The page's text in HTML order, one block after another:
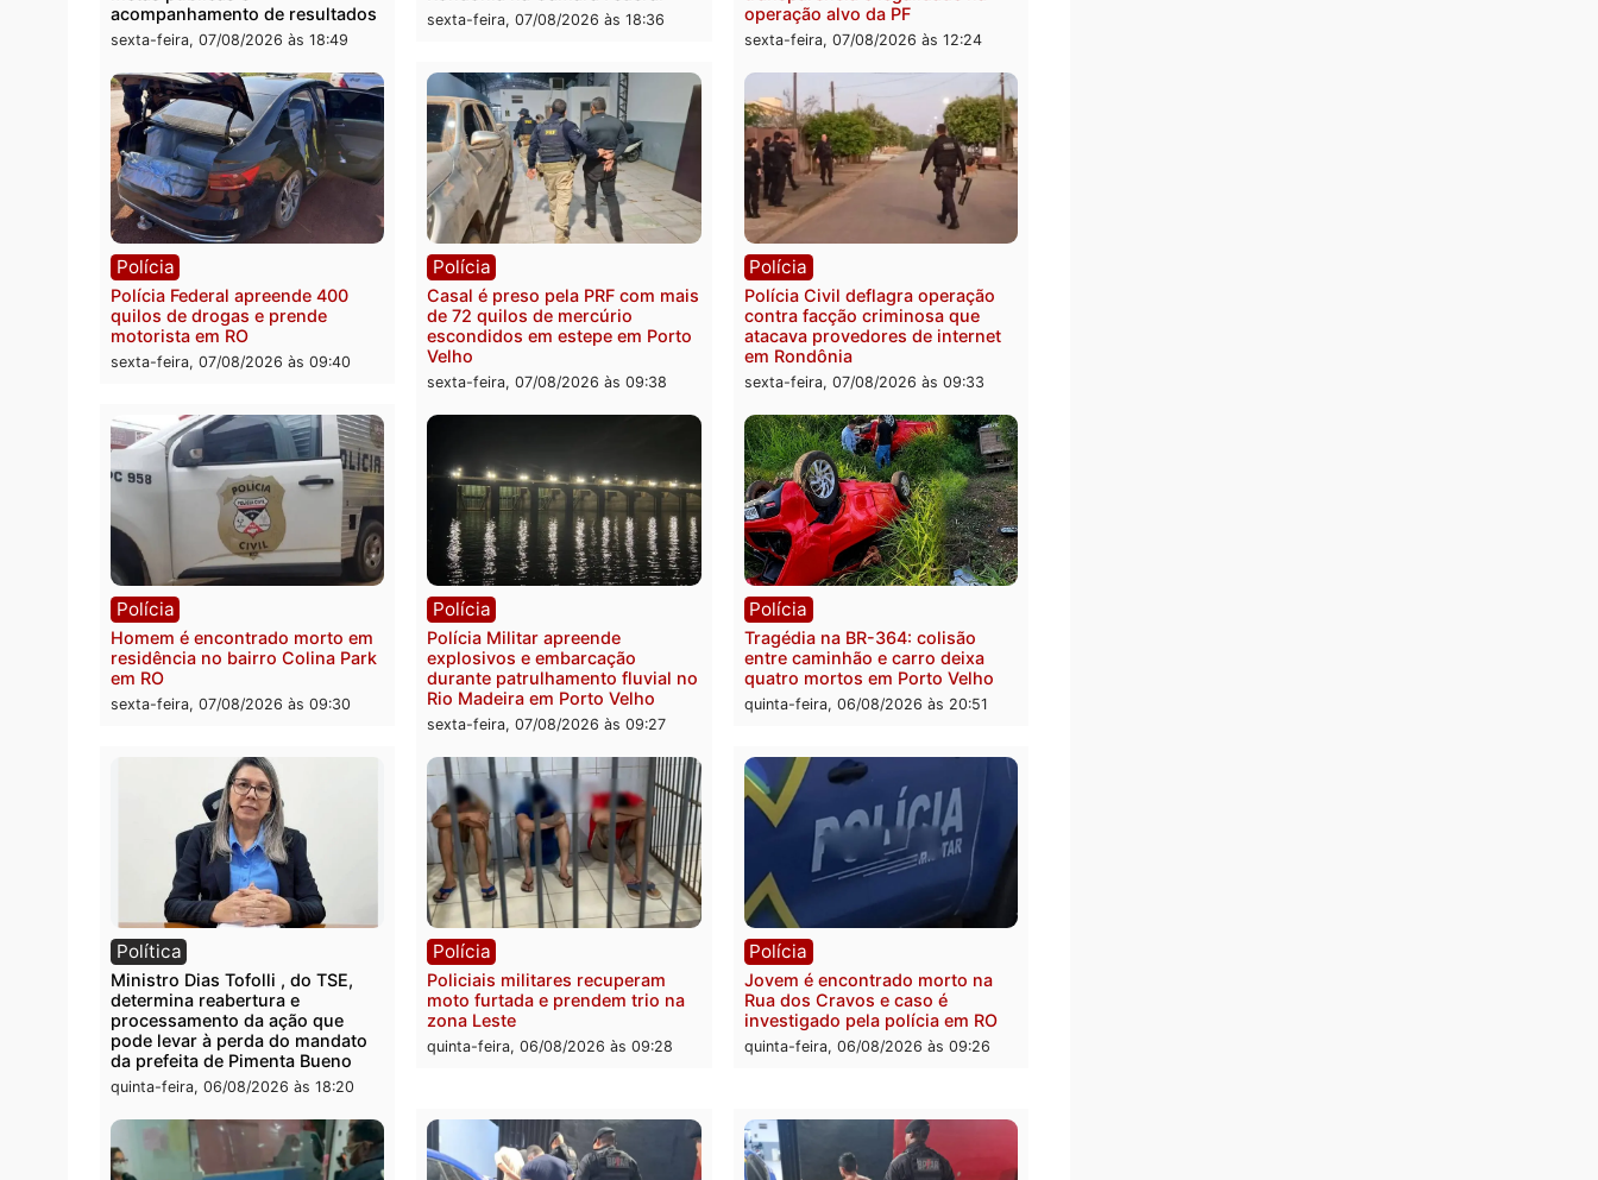
Política
Marcos Rogério apresenta Plano
de Governo com 228 projetos,
metas públicas e
acompanhamento de resultados
sexta-feira, 07/08/2026 às 18:49
Política
Eleições 2026: Pastor Evanildo
pode ser o primeiro pastor de
Rondônia na Câmara Federal
sexta-feira, 07/08/2026 às 18:36
Polícia
2 MILHÕES – Unnesa apresenta
documentos que comprovam
transparência e legalidade na
Polícia
Polícia Federal apreende 400
quilos de drogas e prende
motorista em RO
sexta-feira, 07/08/2026 às 09:40
Polícia
Casal é preso pela PRF com mais
de 72 quilos de mercúrio
escondidos em estepe em Porto
Velho
sexta-feira, 07/08/2026 às 09:38
Polícia
Polícia Civil deflagra operação
contra facção criminosa que
em Rondônia
sexta-feira, 07/08/2026 às 09:33
Polícia
Homem é encontrado morto em
residência no bairro Colina Park
em RO
sexta-feira, 07/08/2026 às 09:30
Polícia
Polícia Militar apreende
explosivos e embarcação
durante patrulhamento fluvial no
Rio Madeira em Porto Velho
sexta-feira, 07/08/2026 às 09:27
Polícia
quatro mortos em Porto Velho
quinta-feira, 06/08/2026 às 20:51